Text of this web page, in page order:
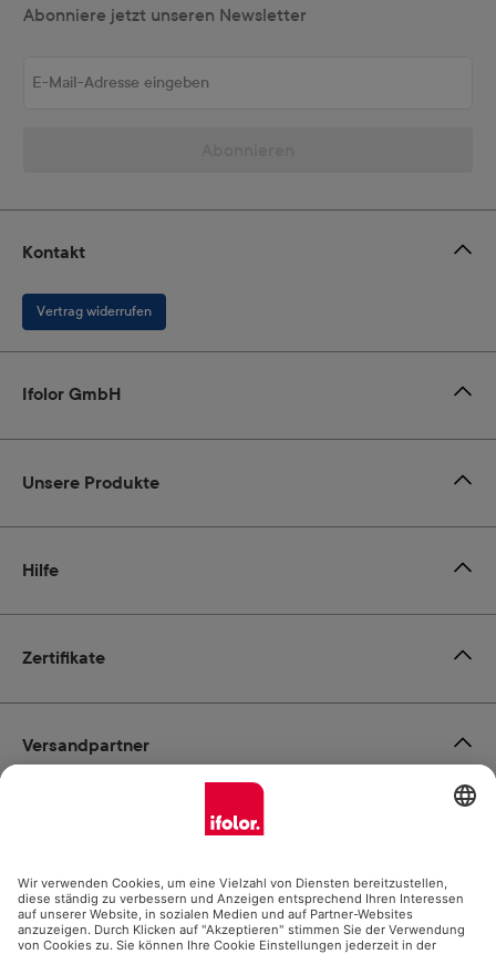
Abonniere jetzt unseren Newsletter
Zertifikate
Kontakt
Vertrag widerrufen
Ifolor GmbH
Unsere Produkte
Hilfe
Zahlungsmöglichkeiten
Social Media
Versandpartner